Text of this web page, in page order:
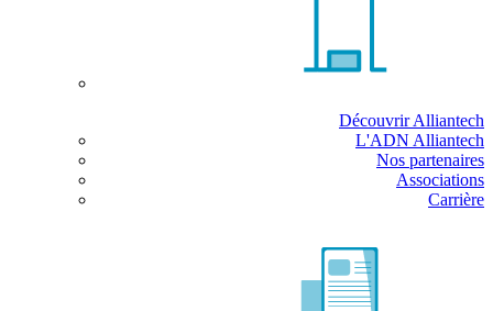
Découvrir Alliantech
L'ADN Alliantech
Nos partenaires
Associations
Carrière